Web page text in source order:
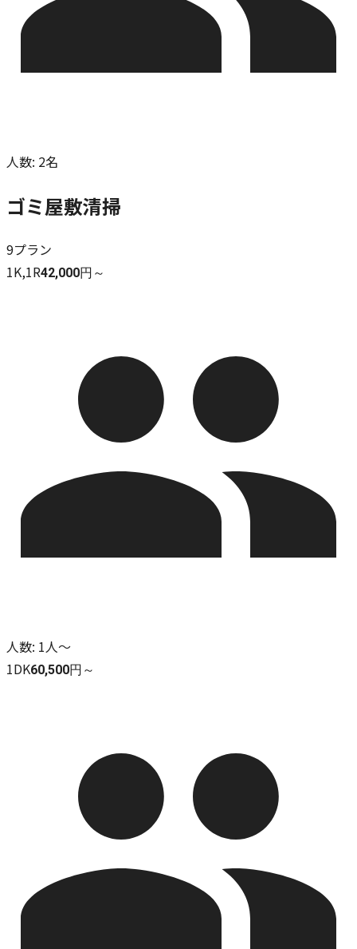
人数: 2名
ゴミ屋敷清掃
9プラン
1K,1R42,000円～
人数: 1人～
1DK60,500円～